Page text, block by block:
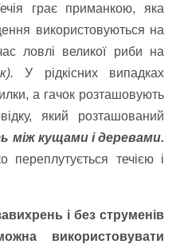
грає приманкою, яка
використовуються на
ловлі великої риби на
У рідкісних випадках
а гачок розташовують
який розташований
між кущами і деревами.
переплутується течією і
і без струменів
використовувати